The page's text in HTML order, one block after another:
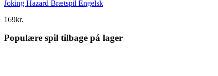
Joking Hazard Brætspil Engelsk
169kr.
Populære spil tilbage på lager